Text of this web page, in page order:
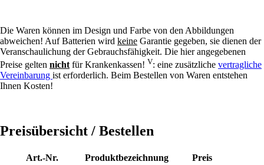
Die Waren können im Design und Farbe von den Abbildungen
abweichen! Auf Batterien wird keine Garantie gegeben, sie dienen der
Veranschaulichung der Gebrauchsfähigkeit. Die hier angegebenen
Preise gelten nicht für Krankenkassen! V: eine zusätzliche vertragliche
Vereinbarung ist erforderlich. Beim Bestellen von Waren entstehen
Ihnen Kosten!
Preisübersicht / Bestellen
Art.-Nr. Produktbezeichnung
Preis